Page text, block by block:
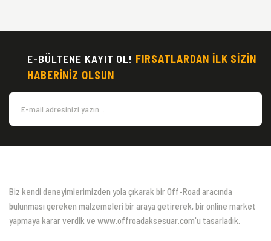
E-BÜLTENE KAYIT OL! FIRSATLARDAN İLK SİZİN
HABERİNİZ OLSUN
Biz kendi deneyimlerimizden yola çıkarak bir Off-Road aracında
bulunması gereken malzemeleri bir araya getirerek, bir online market
yapmaya karar verdik ve www.offroadaksesuar.com'u tasarladık.